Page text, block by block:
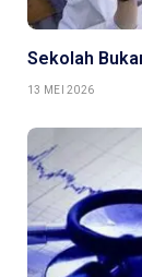
Sekolah
13 MEI 2026